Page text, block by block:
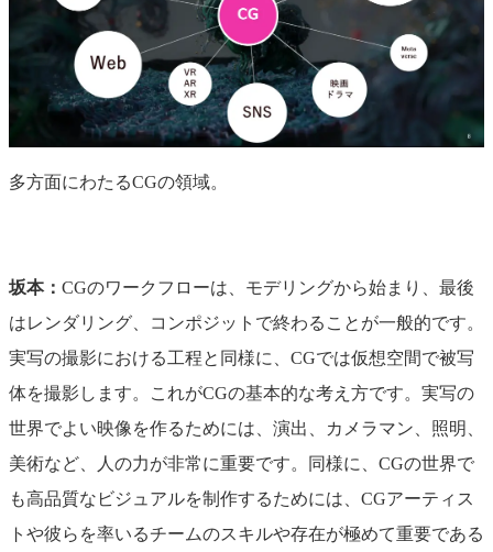
多方面にわたるCGの領域。
坂本： CGのワークフローは、モデリングから始まり、最後
はレンダリング、コンポジットで終わることが一般的です。
実写の撮影における工程と同様に、CGでは仮想空間で被写
体を撮影します。これがCGの基本的な考え方です。実写の
世界でよい映像を作るためには、演出、カメラマン、照明、
美術など、人の力が非常に重要です。同様に、CGの世界で
も高品質なビジュアルを制作するためには、CGアーティス
トや彼らを率いるチームのスキルや存在が極めて重要である